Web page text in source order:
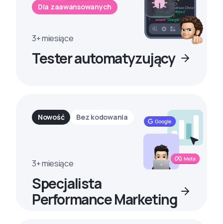
Dla zaawansowanych
3+ miesiące
Tester automatyzujący
Nowość Bez kodowania
3+ miesiące
Specjalista
Performance Marketing